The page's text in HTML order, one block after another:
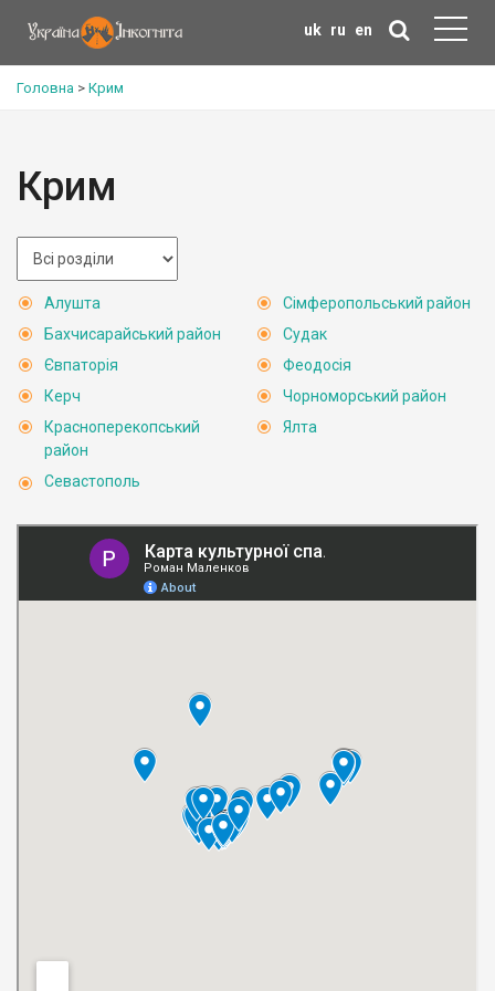
uk ru en
Головна > Крим
Крим
Алушта
Бахчисарайський район
Євпаторія
Керч
Красноперекопський
район
Севастополь
Сімферопольський район
Судак
Феодосія
Чорноморський район
Ялта